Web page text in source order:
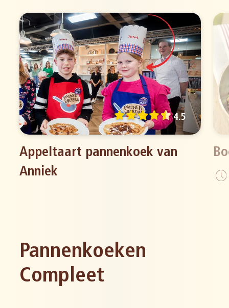
Appeltaart pannenkoek van
Anniek
4.5
Pannenkoeken
Compleet